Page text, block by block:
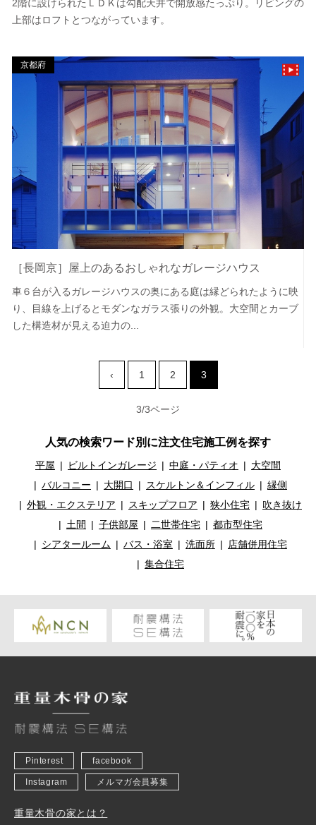
2階に設けられたＬＤＫは勾配天井で開放感たっぷり。リビングの
上部はロフトとつながっています。
京都府
［長岡京］屋上のあるおしゃれなガレージハウス
車６台が入るガレージハウスの奥にある庭は縁どられたように映
り、目線を上げるとモダンなガラス張りの外観。大空間とカーブ
した構造材が見える迫力の...
‹ 1 2 3
3/3ページ
人気の検索ワード別に注文住宅施工例を探す
平屋 ビルトインガレージ 中庭・パティオ
大空間
バルコニー
大開口 スケルトン＆インフィル
縁側
外観・エクステリア
スキップフロア 狭小住宅
吹き抜け
土間
子供部屋 二世帯住宅
都市型住宅
シアタールーム
バス・浴室 洗面所
店舗併用住宅
集合住宅
Pinterest facebook
Instagram メルマガ会員募集
重量木骨の家とは？